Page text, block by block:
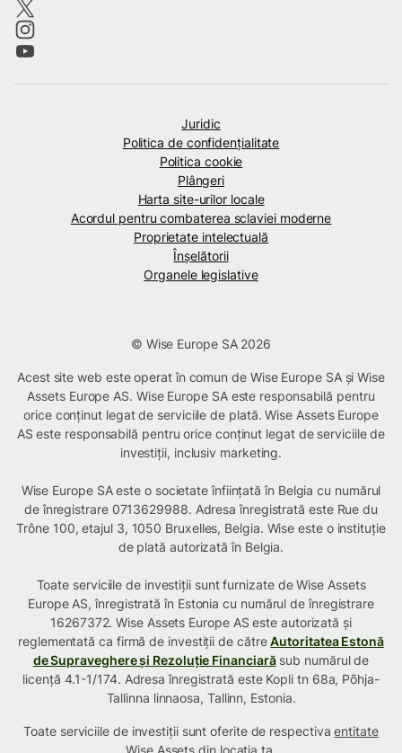
Juridic
Politica de confidenţialitate
Politica cookie
Plângeri
Harta site-urilor locale
Acordul pentru combaterea sclaviei moderne
Proprietate intelectuală
Înșelătorii
Organele legislative
© Wise Europe SA 2026
Acest site web este operat în comun de Wise Europe SA și Wise
Assets Europe AS. Wise Europe SA este responsabilă pentru
orice conținut legat de serviciile de plată. Wise Assets Europe
AS este responsabilă pentru orice conținut legat de serviciile de
investiții, inclusiv marketing.
Wise Europe SA este o societate înființată în Belgia cu numărul
de înregistrare 0713629988. Adresa înregistrată este Rue du
Trône 100, etajul 3, 1050 Bruxelles, Belgia. Wise este o instituție
de plată autorizată în Belgia.
Toate serviciile de investiții sunt furnizate de Wise Assets
Europe AS, înregistrată în Estonia cu numărul de înregistrare
16267372. Wise Assets Europe AS este autorizată și
reglementată ca firmă de investiții de cătreAutoritatea Estonă
de Supraveghere și Rezoluție Financiarăsub numărul de
licență 4.1-1/174. Adresa înregistrată este Kopli tn 68a, Põhja-
Tallinna linnaosa, Tallinn, Estonia.
Toate serviciile de investiții sunt oferite de respectivaentitate
Wise Assets din locația ta